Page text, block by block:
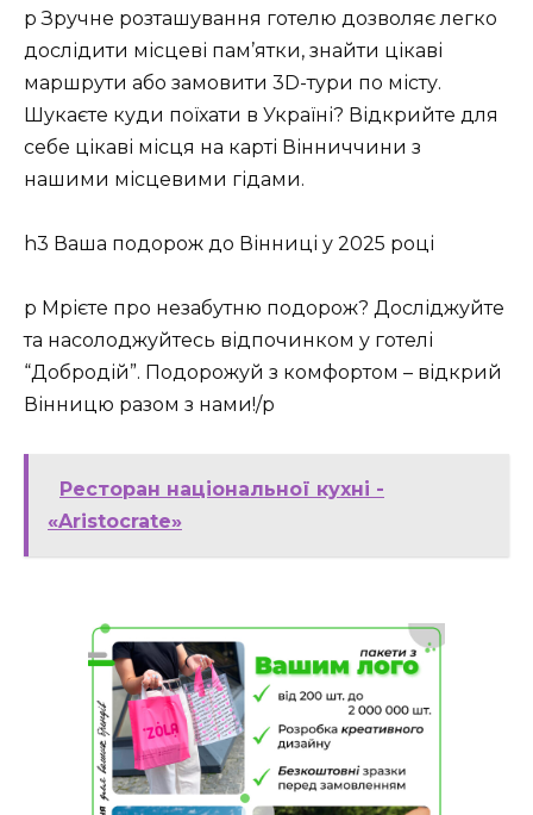
p Зручне розташування готелю дозволяє легко
дослідити місцеві пам’ятки, знайти цікаві
маршрути або замовити 3D-тури по місту.
Шукаєте куди поїхати в Україні? Відкрийте для
себе цікаві місця на карті Вінниччини з
нашими місцевими гідами.
h3 Ваша подорож до Вінниці у 2025 році
p Мрієте про незабутню подорож? Досліджуйте
та насолоджуйтесь відпочинком у готелі
“Добродій”. Подорожуй з комфортом – відкрий
Вінницю разом з нами!/p
Ресторан національної кухні -
«Aristocrate»